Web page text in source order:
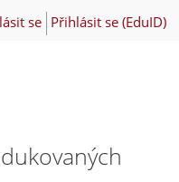
se Přihlásit se (EduID)